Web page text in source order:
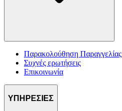
Παρακολούθηση Παραγγελίας
Συχνές ερωτήσεις
Επικοινωνία
ΥΠΗΡΕΣΙΕΣ